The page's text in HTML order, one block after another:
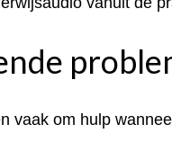
vaak om hulp